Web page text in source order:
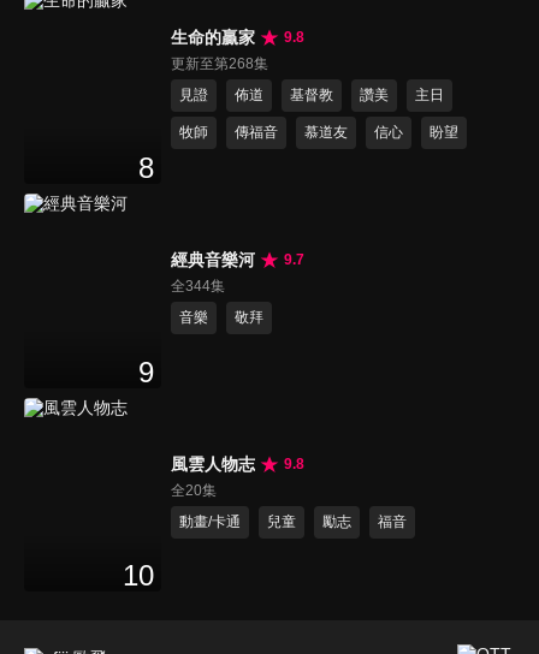
8
生命的贏家
9.8
更新至第268集
見證
佈道 基督教 讚美 主日
牧師 傳福音 慕道友 信心 盼望
9
經典音樂河
9.7
全344集
音樂
敬拜
10
風雲人物志
9.8
全20集
動畫/卡通
兒童 勵志 福音